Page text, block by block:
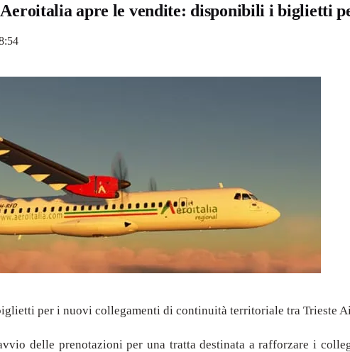
apre le vendite: disponibili i biglietti
per i nuovi collegamenti di continuità territoriale tra Trieste
delle prenotazioni per una tratta destinata a rafforzare i